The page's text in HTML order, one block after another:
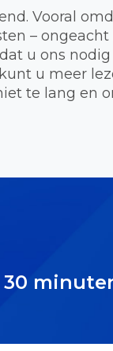
Vooral
–
u ons
u meer
te lang en